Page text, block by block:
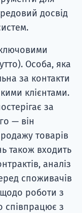
досвід
Особа, яка
за контакти
клієнтами.
за
— він
товарів
також входить
аналіз
споживачів
роботи з
співпрацює з